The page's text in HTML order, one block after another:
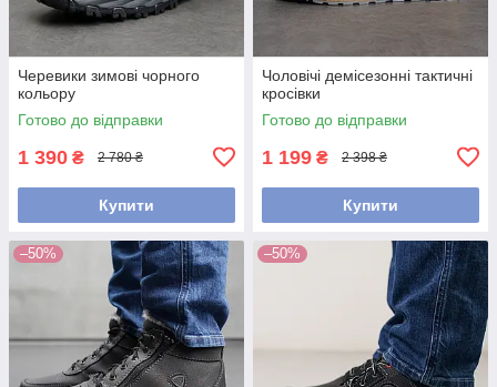
Черевики зимові чорного
кольору
Готово до відправки
1 390 ₴ 2 780 ₴
Купити
Чоловічі демісезонні тактичні
кросівки
Готово до відправки
1 199 ₴ 2 398 ₴
Купити
–50% –50%